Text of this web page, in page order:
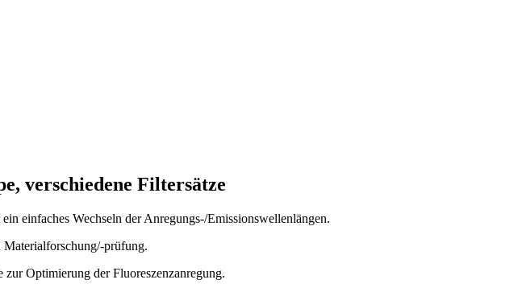
verschiedene Filtersätze
einfaches Wechseln der Anregungs-/Emissionswellenlängen.
prüfung.
Optimierung der Fluoreszenzanregung.